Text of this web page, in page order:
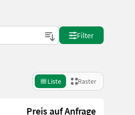
Filter
Liste Raster
Preis auf Anfrage